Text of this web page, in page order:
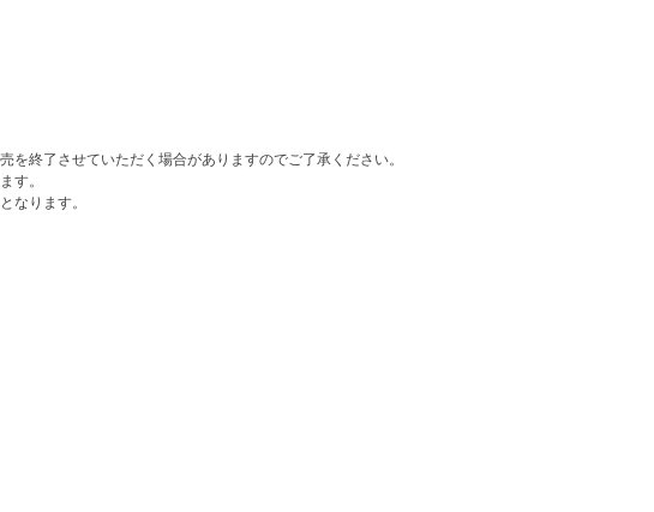
を終了させていただく場合がありますのでご了承ください。
す。
なります。